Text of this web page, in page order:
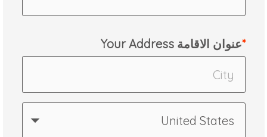
Your Address عنوان الاقامة
United States